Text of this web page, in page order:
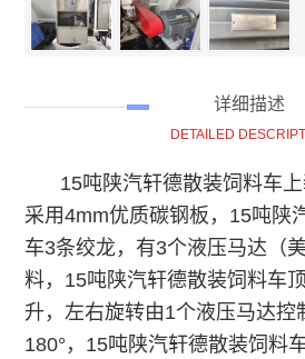
详细描述
DETAILED
15吨陕汽轩德散装饲料车
采用4mm优质碳钢板， 15吨陕
车3条绞龙，有3个液压马达（
料， 15吨陕汽轩德散装饲料车
升，左右旋转由1个液压马达控
180°， 15吨陕汽轩德散装饲料